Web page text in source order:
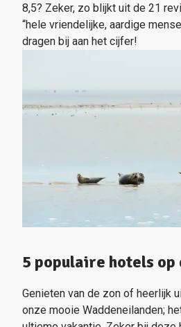
8,5? Zeker, zo blijkt uit de 21
“hele vriendelijke, aardige
dragen bij aan het cijfer!
5 populaire hotels op
Genieten van de zon of heerlijk
onze mooie Waddeneilanden;